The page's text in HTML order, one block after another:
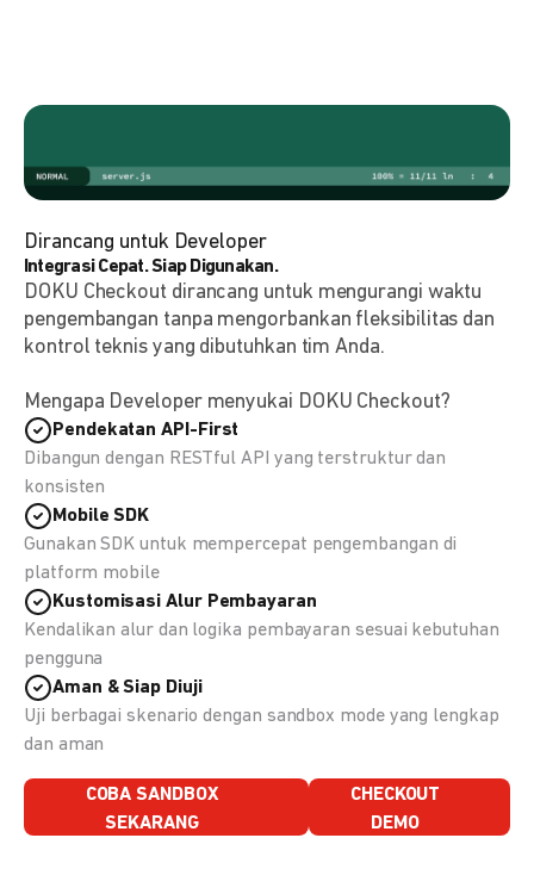
Dirancang untuk Developer
Integrasi Cepat. Siap Digunakan.
DOKU Checkout dirancang untuk mengurangi waktu
pengembangan tanpa mengorbankan fleksibilitas dan
kontrol teknis yang dibutuhkan tim Anda.
Mengapa Developer menyukai DOKU Checkout?
Pendekatan API-First
Dibangun dengan RESTful API yang terstruktur dan
konsisten
Mobile SDK
Gunakan SDK untuk mempercepat pengembangan di
platform mobile
Kustomisasi Alur Pembayaran
Kendalikan alur dan logika pembayaran sesuai kebutuhan
pengguna
Aman & Siap Diuji
Uji berbagai skenario dengan sandbox mode yang lengkap
dan aman
COBA SANDBOX
SEKARANG
CHECKOUT
DEMO